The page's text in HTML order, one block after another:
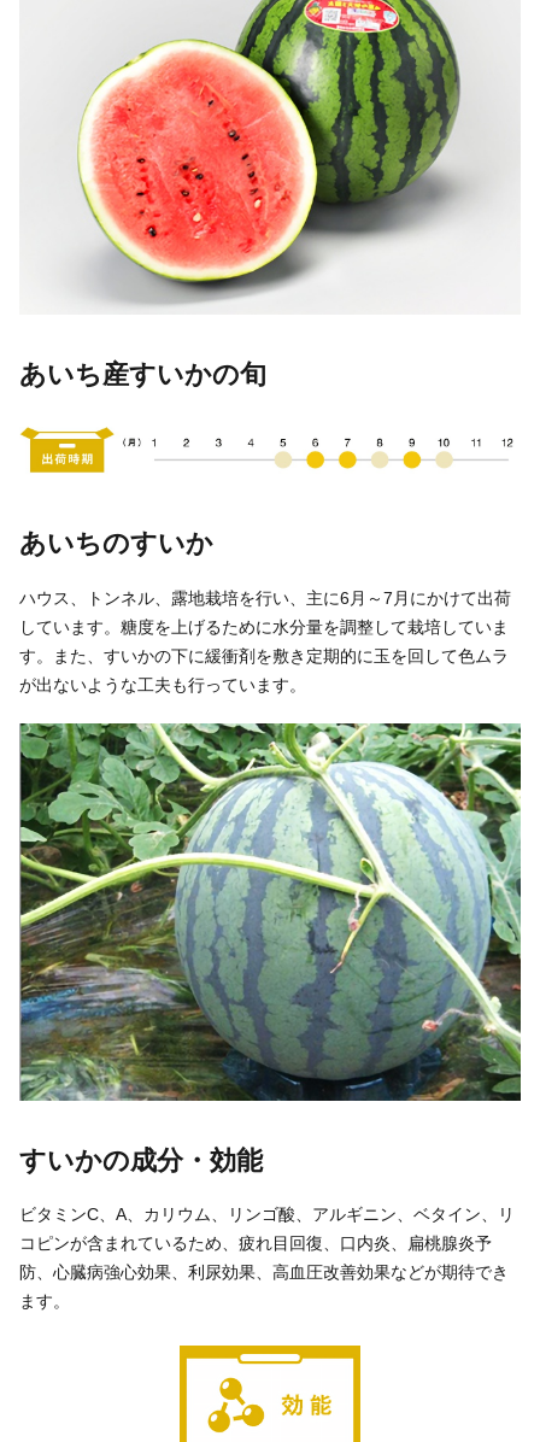
「あいちJA-SS」公式サイト
「JA葬祭あいち」紹介ページ
JAの賃貸住宅
味のトラベル
JAタウン「あいちゴコロ」
いいね！あいち産料理レシピ
農畜産物衛生研究所
肥料・農薬について
肥料＆農薬通信
安心・安全の取り組みについて
営農支援センター
生産履歴管理システム
JAあいち版GAP
いきいき愛知
あいち産すいかの旬
あいちのすいか
ハウス、トンネル、露地栽培を行い、主に6月～7月にかけて出荷
しています。糖度を上げるために水分量を調整して栽培していま
す。また、すいかの下に緩衝剤を敷き定期的に玉を回して色ムラ
が出ないような工夫も行っています。
すいかの成分・効能
ビタミンC、A、カリウム、リンゴ酸、アルギニン、ベタイン、リ
コピンが含まれているため、疲れ目回復、口内炎、扁桃腺炎予
防、心臓病強心効果、利尿効果、高血圧改善効果などが期待でき
ます。